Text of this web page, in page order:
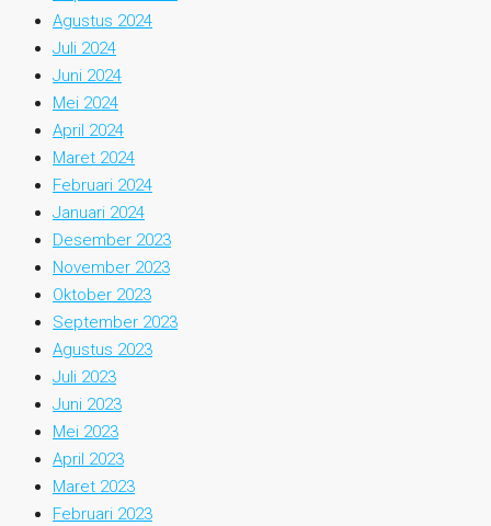
Agustus 2024
Juli 2024
Juni 2024
Mei 2024
April 2024
Maret 2024
Februari 2024
Januari 2024
Desember 2023
November 2023
Oktober 2023
September 2023
Agustus 2023
Juli 2023
Juni 2023
Mei 2023
April 2023
Maret 2023
Februari 2023